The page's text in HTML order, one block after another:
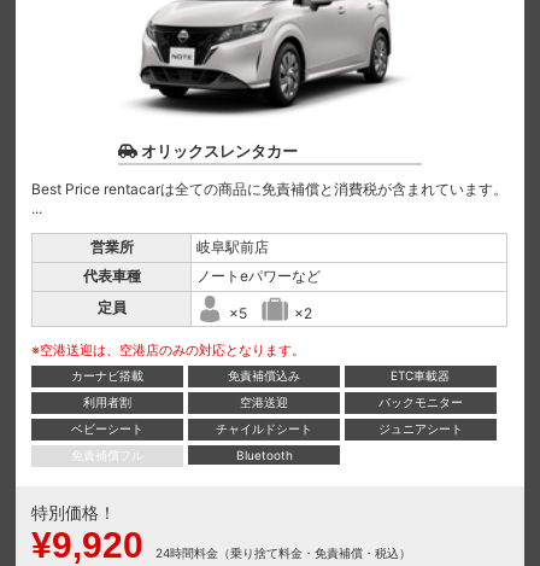
オリックスレンタカー
Best Price rentacarは全ての商品に免責補償と消費税が含まれています。
...
営業所
岐阜駅前店
代表車種
ノートeパワーなど
定員
×5 ×2
※空港送迎は、空港店のみの対応となります。
カーナビ搭載 免責補償込み
ETC車載器
利用者割
空港送迎
バックモニター
ベビーシート
チャイルドシート
ジュニアシート
免責補償フル
Bluetooth
特別価格！
¥9,920 24時間料金（乗り捨て料金・免責補償・税込）